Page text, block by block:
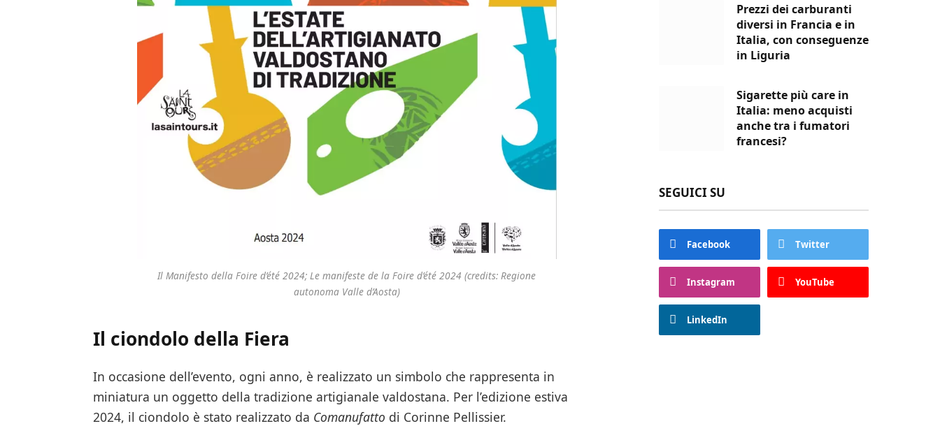
Il Manifesto della Foire d’été 2024; Le manifeste de la Foire d’été 2024 (credits: Regione
autonoma Valle d’Aosta)
Il ciondolo della Fiera
In occasione dell’evento, ogni anno, è realizzato un simbolo che rappresenta in
miniatura un oggetto della tradizione artigianale valdostana. Per l’edizione estiva
2024, il ciondolo è stato realizzato da Comanufatto di Corinne Pellissier.
Prezzi dei carburanti
diversi in Francia e in
Italia, con conseguenze
in Liguria
Sigarette più care in
Italia: meno acquisti
anche tra i fumatori
francesi?
SEGUICI SU
Facebook Twitter
Instagram YouTube
LinkedIn